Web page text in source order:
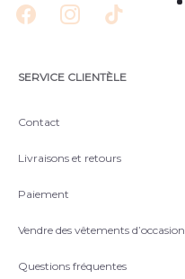
SERVICE CLIENTÈLE
Contact
Livraisons et retours
Paiement
Vendre des vêtements d’occasion
Questions fréquentes